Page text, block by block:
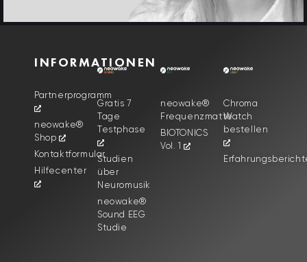
INFORMATIONEN
Partnerprogramm
neowake®
Shop
Kontaktformular
Hilfecenter
Gratis 7
Tage
Testphase
Studien
über
Neuromusik
neowake®
Sound EEG
Studie
neowake®
Frequenzmatte
BIOTONICS
Vol. 1
Chroma
Watch
bestellen